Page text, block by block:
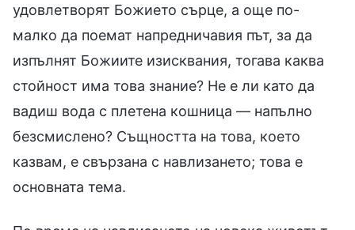
удовлетворят Божието сърце, а още по-
малко да поемат напредничавия път, за да
изпълнят Божиите изисквания, тогава каква
стойност има това знание? Не е ли като да
вадиш вода с плетена кошница — напълно
безсмислено? Същността на това, което
казвам, е свързана с навлизането; това е
основната тема.